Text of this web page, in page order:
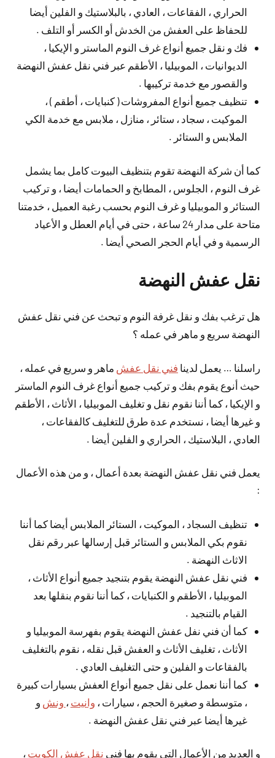
الحراري ، الفقاعات ، العادي ، بالبلاستيك و الفلين أيضا
للحفاظ على العفش من الخدش أو الكسر أو التلف .
فك و نقل جميع أنواع غرف النوم الماستر و الإيكيا ،
الديوانيات ، الموبيليا ، الأطقم عبر فني نقل عفش النهضة
والقصور مع خدمة تركيبها .
تنظيف جميع أنواع المفروشات ( كنبايات ، أطقم ) ،
الموكيت ، سجاد ، ستائر ، منازل ، ملابس مع خدمة الكي
الملابس و الستائر .
كما أن شركة النهضة تقوم بتنظيف البيوت كامل بما يشمل
غرف النوم ، الجلوس ، المطابخ و الحمامات أيضا ، و تركيب
الستائر و الموبيليا و غرف النوم بحسب رغبة العميل ، خدمتنا
متاحة على مدار 24 ساعة ، حتى في أيام العطل و الأعياد
الرسمية و في أيام الحجر الصحي أيضا .
نقل عفش النهضة
هل ترغب بفك و نقل غرفة النوم و تبحث عن فني نقل عفش
النهضة سريع و ماهر في عمله ؟
راسلنا … يعمل لدينا فني نقل عفش ماهر و سريع في عمله ،
حيث أنوع يقوم بفك و تركيب جميع أنواع غرف النوم الماستر
و الإيكيا ، كما أننا نقوم نقل و تغليف الموبيليا ، الأثاث ، الأطقم
و غيرها أيضا ، نستخدم عدة طرق للتغليف كالفقاعات ،
العادي ، البلاستيك ، الحراري و الفلين أيضا .
يعمل فني نقل عفش النهضة بعدة أعمال ، و من هذه الأعمال
:
تنظيف السجاد ، الموكيت ، الستائر الملابس أيضا كما أننا
نقوم بكي الملابس و الستائر قبل إرسالها عبر رقم نقل
الاثاث النهضة .
فني نقل عفش النهضة يقوم بتنجيد جميع أنواع الأثاث ،
الموبيليا ، الأطقم و الكنبايات ، كما أننا نقوم بنقلها بعد
القيام بالتنجيد .
كما أن فني نفل عفش النهضة يقوم بفهرسة الموبيليا و
الأثاث ، تغليف الأثاث و العفش قبل نقله ، نقوم بالتغليف
بالفقاعات و الفلين و حتى التغليف العادي .
كما أننا نعمل على نقل جميع أنواع العفش بسيارات كبيرة
، متوسطة و صغيرة الحجم ، سيارات ، وانيت ، ونش و
غيرها أيضا عبر فني نقل عفش النهضة .
و العديد من الأعمال التي يقوم بها فني نقل عفش الكويت ،